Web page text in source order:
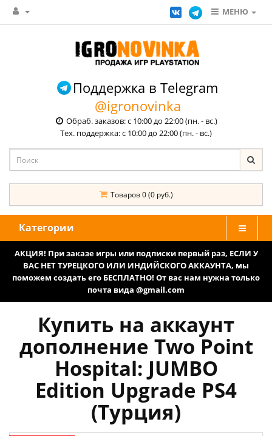
МЕНЮ
Поддержка в Telegram
@igronovinka
Обраб. заказов: с 10:00 до 22:00 (пн. - вс.)
Тех. поддержка: с 10:00 до 22:00 (пн. - вс.)
Товаров 0 (0 руб.)
Категории
АКЦИЯ! При заказе игры или подписки первый раз, ЕСЛИ У
ВАС НЕТ ТУРЕЦКОГО ИЛИ ИНДИЙСКОГО АККАУНТА, мы
поможем создать его БЕСПЛАТНО! От вас нам нужна только
почта вида @gmail.com
Купить на аккаунт
дополнение Two Point
Hospital: JUMBO
Edition Upgrade PS4
(Турция)